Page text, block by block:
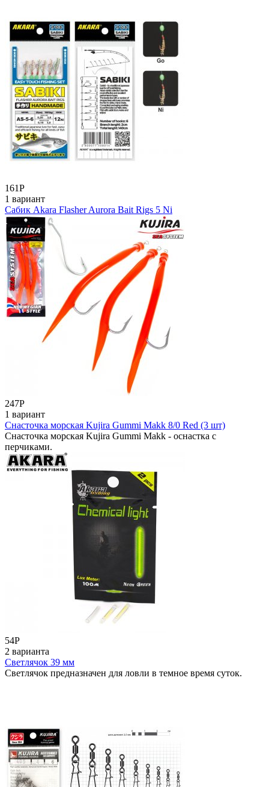
161Р
1 вариант
Сабик Akara Flasher Aurora Bait Rigs 5 Ni
247Р
1 вариант
Снасточка морская Kujira Gummi Makk 8/0 Red (3 шт)
Снасточка морская Kujira Gummi Makk - оснастка с
перчиками.
54Р
2 варианта
Светлячок 39 мм
Светлячок предназначен для ловли в темное время суток.